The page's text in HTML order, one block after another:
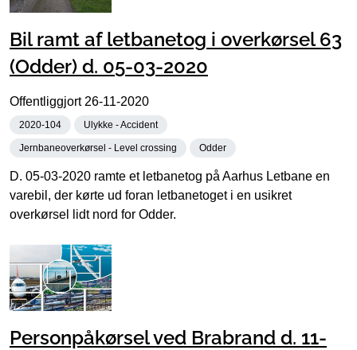
Bil ramt af letbanetog i overkørsel 63
(Odder) d. 05-03-2020
Offentliggjort 26-11-2020
2020-104 Ulykke - Accident
Jernbaneoverkørsel - Level crossing Odder
D. 05-03-2020 ramte et letbanetog på Aarhus Letbane en
varebil, der kørte ud foran letbanetoget i en usikret
overkørsel lidt nord for Odder.
Personpåkørsel ved Brabrand d. 11-